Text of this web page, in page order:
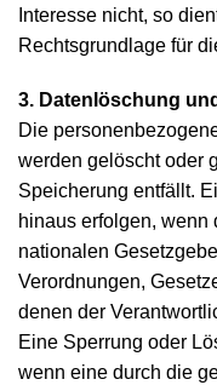
Interesse nicht, so
Rechtsgrundlage für
3. Datenlöschung
Die
werden gelöscht oder
Speicherung entfällt.
hinaus erfolgen,
nationalen
Verordnungen,
denen der
Eine Sperrung oder
wenn eine durch die